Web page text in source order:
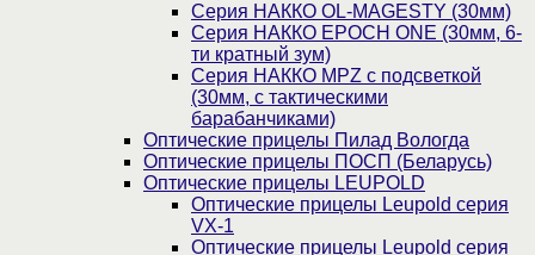
Серия НАККО OL-MAGESTY (30мм)
Серия НАККО EPOCH ONE (30мм, 6-
ти кратный зум)
Серия НАККО MPZ с подсветкой
(30мм, c тактическими
барабанчиками)
Оптические прицелы Пилад Вологда
Оптические прицелы ПОСП (Беларусь)
Оптические прицелы LEUPOLD
Оптические прицелы Leupold серия
VX-1
Оптические прицелы Leupold серия